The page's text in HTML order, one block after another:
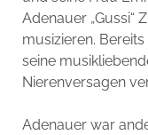
Adenauer „Gussi“
musizieren.
seine
Nierenversagen
Adenauer war